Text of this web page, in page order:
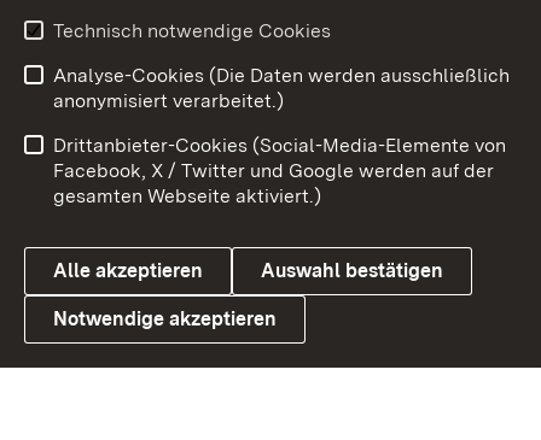
Youtube
Link zum Landesportal
Benutzungshinweise
Barrierefreiheit
Datenschutz
Cookies
Technisch notwendige Cookies
Analyse-Cookies (Die Daten werden ausschließlich
anonymisiert verarbeitet.)
Drittanbieter-Cookies (Social-Media-Elemente von
Facebook, X / Twitter und Google werden auf der
gesamten Webseite aktiviert.)
Alle akzeptieren Auswahl bestätigen
Notwendige akzeptieren